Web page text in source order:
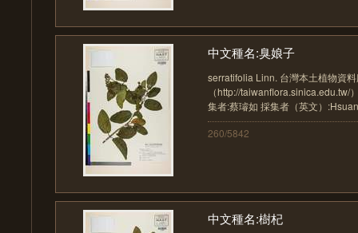
中文種名:臭娘子
serratifolia Linn. 台灣本土植物資
（http://taiwanflora.sinica.edu.tw/
集者:蔡璿如 採集者（英文）
260/5842
中文種名:樹杞